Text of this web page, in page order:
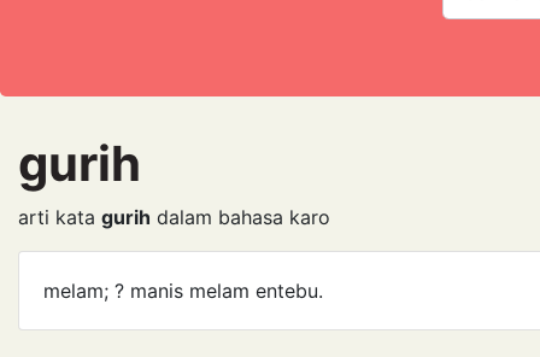
gurih
arti kata gurih dalam bahasa karo
melam; ? manis melam entebu.